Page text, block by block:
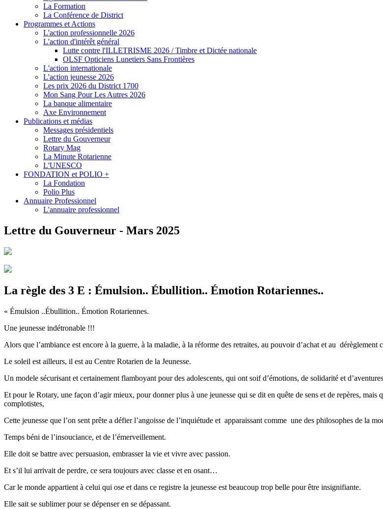
La Formation
La Conférence de District
Programmes et Actions
L'action professionnelle 2026
L'action d'intérêt général
Lutte contre l'ILLETRISME 2026 / Timbre et Dictée nationale
OLSF Opticiens Lunetiers Sans Frontières
L'action internationale
L'action jeunesse 2026
Les prix 2026 du District 1700
Mon Sang Pour Les Autres 2026
La banque alimentaire
Axe Environnement
Publications et médias
Messages présidentiels
Lettre du Gouverneur
Rotary Mag
La Minute Rotarienne
L'UNESCO
FONDATION et POLIO +
La Fondation
Polio Plus
Annuaire Professionnel
L'annuaire professionnel
Lettre du Gouverneur - Mars 2025
La règle des 3 E : Émulsion.. Ébullition.. Émotion Rotariennes..
« Émulsion ..Ébullition.. Émotion Rotariennes.
Une jeunesse indétronable !!!
Alors que l’ambiance est encore à la guerre, à la maladie, à la réforme des retraites, au pouvoir d’achat et au
Le soleil est ailleurs, il est au Centre Rotarien de la Jeunesse.
Un modele sécurisant et certainement flamboyant pour des adolescents, qui ont soif d’émotions, de solidarité et
Et pour le Rotary, une façon d’agir mieux, pour donner plus à une jeunesse qui se dit en quête de sens et de repères,
complotistes,
Cette jeunesse que l’on sent prête a défier l’angoisse de l’inquiétude et apparaissant comme une des philosophes de la
Temps béni de l’insouciance, et de l’émerveillement.
Elle doit se battre avec persuasion, embrasser la vie et vivre avec passion.
Et s’il lui arrivait de perdre, ce sera toujours avec classe et en osant…
Car le monde appartient à celui qui ose et dans ce registre la jeunesse est beaucoup trop belle pour être insignifiante.
Elle sait se sublimer pour se dépenser en se dépassant.